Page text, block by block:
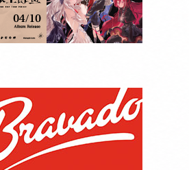
環球DG古典音樂